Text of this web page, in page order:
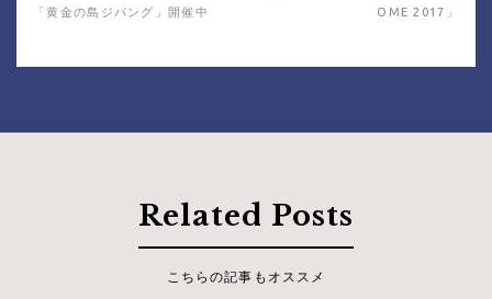
「黄金の島ジパング」開催中
OME 2017」
Related Posts
こちらの記事もオススメ